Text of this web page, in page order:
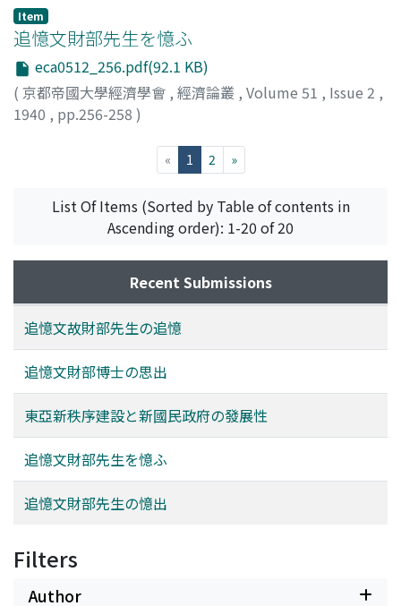
Item
追憶文財部先生を憶ふ
eca0512_256.pdf(92.1 KB)
( 京都帝國大學經濟學會 , 經濟論叢 , Volume 51 , Issue 2 ,
1940 , pp.256-258 )
« 1 (current)
2 »
List Of Items (Sorted by Table of contents in
Ascending order): 1-20 of 20
Recent Submissions
追憶文故財部先生の追憶
追憶文財部博士の思出
東亞新秩序建設と新國民政府の發展性
追憶文財部先生を憶ふ
追憶文財部先生の憶出
Filters
Author